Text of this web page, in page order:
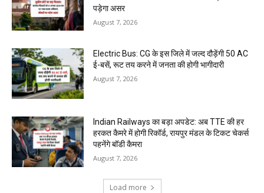
पड़ेगा असर
August 7, 2026
Electric Bus: CG के इस जिले में जल्द दौड़ेंगी 50 AC
ई-बसें, रूट तय करने में जनता की होगी भागीदारी
August 7, 2026
Indian Railways का बड़ा अपडेट: अब TTE की हर
हरकत कैमरे में होगी रिकॉर्ड, रायपुर मंडल के टिकट चेकर्स
पहनेंगे बॉडी कैमरा
August 7, 2026
Load more